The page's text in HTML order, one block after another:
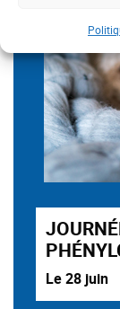
Le 28 juin